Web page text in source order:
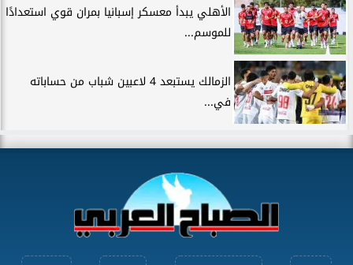
الأهلي يبدأ معسكر إسبانيا بمران قوي استعدادًا
للموسم...
الزمالك يستبعد 4 لاعبين شباب من حساباته
في...